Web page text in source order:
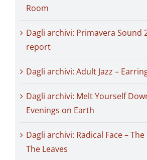
Room
Dagli archivi: Primavera Sound
report
Dagli archivi: Adult Jazz –
Dagli archivi: Melt Yourself
Evenings on Earth
Dagli archivi: Radical Face –
The Leaves